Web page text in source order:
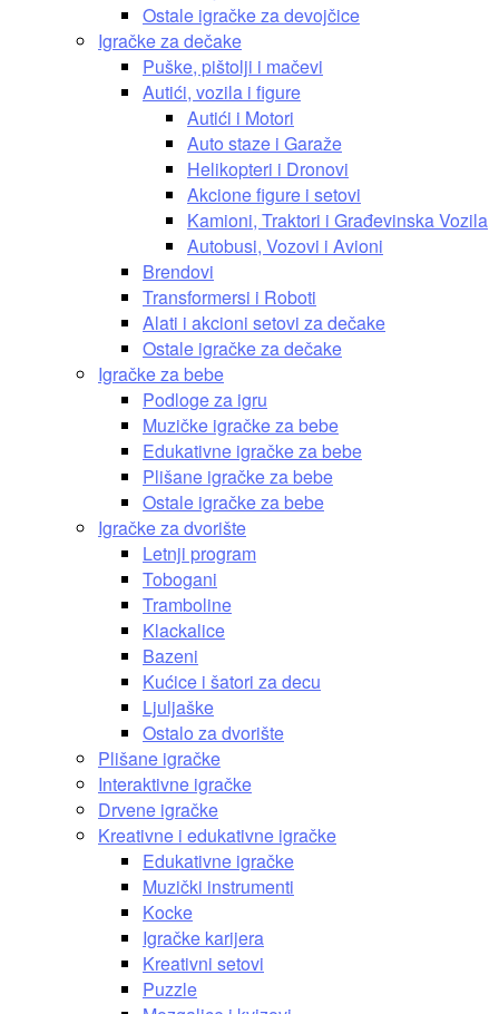
Ostale igračke za devojčice
Igračke za dečake
Puške, pištolji i mačevi
Autići, vozila i figure
Autići i Motori
Auto staze i Garaže
Helikopteri i Dronovi
Akcione figure i setovi
Kamioni, Traktori i Građevinska Vozila
Autobusi, Vozovi i Avioni
Brendovi
Transformersi i Roboti
Alati i akcioni setovi za dečake
Ostale igračke za dečake
Igračke za bebe
Podloge za igru
Muzičke igračke za bebe
Edukativne igračke za bebe
Plišane igračke za bebe
Ostale igračke za bebe
Igračke za dvorište
Letnji program
Tobogani
Tramboline
Klackalice
Bazeni
Kućice i šatori za decu
Ljuljaške
Ostalo za dvorište
Plišane igračke
Interaktivne igračke
Drvene igračke
Kreativne i edukativne igračke
Edukativne igračke
Muzički instrumenti
Kocke
Igračke karijera
Kreativni setovi
Puzzle